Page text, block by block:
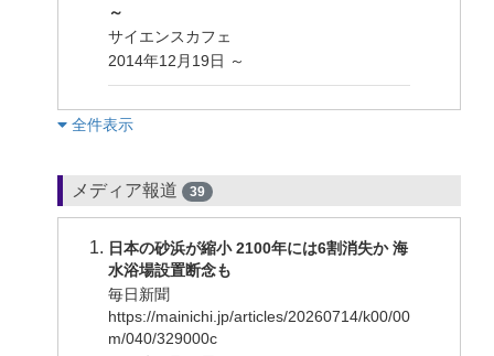
～
サイエンスカフェ
2014年12月19日 ～
︎全件表示
メディア報道 39
日本の砂浜が縮小 2100年には6割消失か 海
水浴場設置断念も
毎日新聞
https://mainichi.jp/articles/20260714/k00/00
m/040/329000c